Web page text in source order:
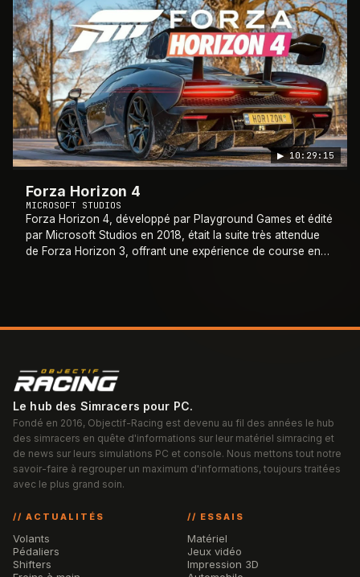
▶10:29:15
Forza Horizon 4
MICROSOFT STUDIOS
Forza Horizon 4, développé par Playground Games et édité
par Microsoft Studios en 2018, était la suite très attendue
de Forza Horizon 3, offrant une expérience de course en
Le hub des Simracers pour PC.
Fondé en 2016, Objectif-Racing est devenu au fil des années le hub
des simracers en quête d'informations sur leur matériel simracing et
de news sur leurs simulations PC et console. Nous mettons tout notre
savoir-faire à regrouper un maximum d'informations, toujours traitées
avec le plus grand soin.
// ACTUALITÉS
Volants
Pédaliers
Shifters
// ESSAIS
Matériel
Jeux vidéo
Impression 3D